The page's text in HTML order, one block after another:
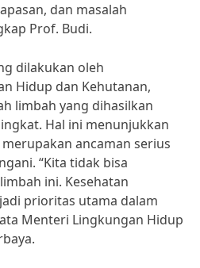
dan masalah
Prof. Budi.
dilakukan oleh
Hidup dan Kehutanan,
limbah yang dihasilkan
Hal ini menunjukkan
ancaman serius
“Kita tidak bisa
ini. Kesehatan
prioritas utama dalam
Menteri Lingkungan Hidup